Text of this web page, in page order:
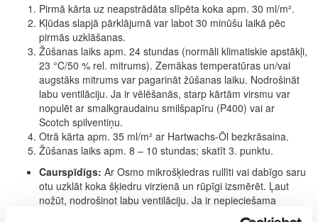
Pirmā kārta uz neapstrādāta slīpēta koka apm. 30 ml/m².
Kļūdas slapjā pārklājumā var labot 30 minūšu laikā pēc
pirmās uzklāšanas.
Žūšanas laiks apm. 24 stundas (normāli klimatiskie apstākļi,
23 °C/50 % rel. mitrums). Zemākas temperatūras un/vai
augstāks mitrums var pagarināt žūšanas laiku. Nodrošināt
labu ventilāciju. Ja ir vēlēšanās, starp kārtām virsmu var
nopulēt ar smalkgraudainu smilšpapīru (P400) vai ar
Scotch spilventiņu.
Otrā kārta apm. 35 ml/m² ar Hartwachs-Öl bezkrāsaina.
Žūšanas laiks apm. 8 – 10 stundas; skatīt 3. punktu.
Caurspīdīgs: Ar Osmo mikrošķiedras rullīti vai dabīgo saru
otu uzklāt koka šķiedru virzienā un rūpīgi izsmērēt. Ļaut
nožūt, nodrošinot labu ventilāciju. Ja ir nepieciešama
stiprāka toņa intensitāte, procesu atkārtot (maksimums 2